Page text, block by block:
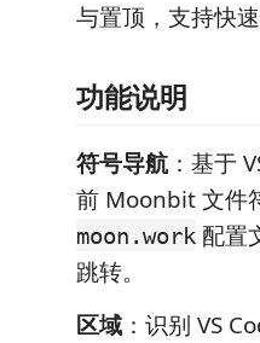
与置顶，支持快
功能说明
符号导航：基于
前 Moonbit 文件
moon.work 配置
跳转。
区域 ：识别 VS